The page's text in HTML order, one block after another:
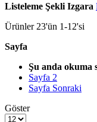
Listeleme Şekli Izgara
Ürünler 23'ün 1-12'si
Sayfa
Şu anda okuma
Sayfa 2
Sayfa Sonraki
Göster